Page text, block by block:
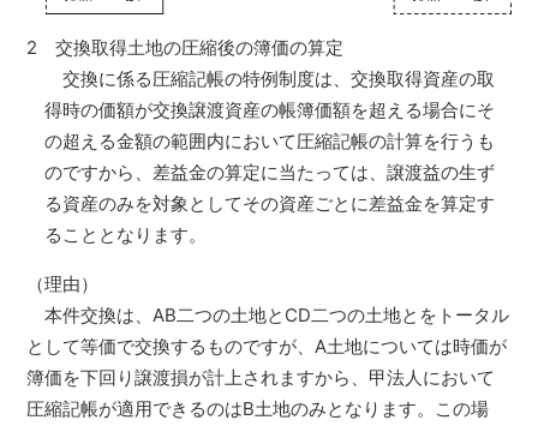
2 交換取得土地の圧縮後の簿価の算定
交換に係る圧縮記帳の特例制度は、交換取得資産の取
得時の価額が交換譲渡資産の帳簿価額を超える場合にそ
の超える金額の範囲内において圧縮記帳の計算を行うも
のですから、差益金の算定に当たっては、譲渡益の生ず
る資産のみを対象としてその資産ごとに差益金を算定す
ることとなります。
（理由）
本件交換は、AB二つの土地とCD二つの土地とをトータル
として等価で交換するものですが、A土地については時価が
簿価を下回り譲渡損が計上されますから、甲法人において
圧縮記帳が適用できるのはB土地のみとなります。この場